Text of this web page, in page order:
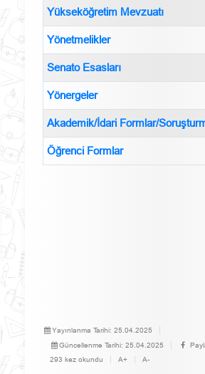
Yükseköğretim Mevzuatı
Yönetmelikler
Senato Esasları
Yönergeler
Akademik/İdari Formlar/
Öğrenci Formlar
Yayınlanma Tarihi: 25.04.2025
Güncellenme Tarihi: 25.04.2025
293 kez okundu
A+ A-